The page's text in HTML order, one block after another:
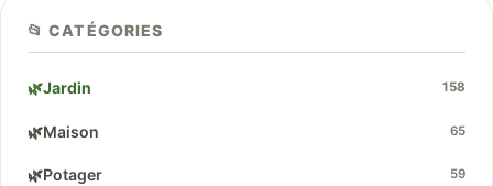
📂 CATÉGORIES
🌿Jardin 158
🌿Maison 65
🌿Potager 59